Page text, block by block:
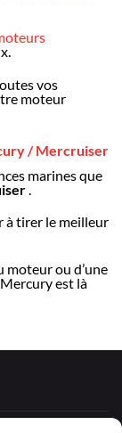
vos
moteur
/ Mercruiser
marines que
à tirer le meilleur
moteur ou d’une
est là